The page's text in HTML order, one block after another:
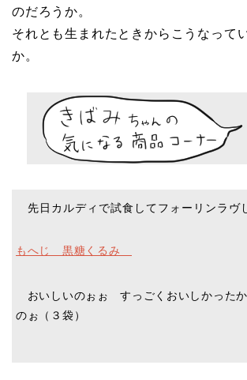
のだろうか。
それとも生まれたときからこうなって
か。
先日カルディで試食してフォーリンラヴ
もへじ 黒糖くるみ
おいしいのぉぉ すっごくおいしかったか
のぉ（３袋）